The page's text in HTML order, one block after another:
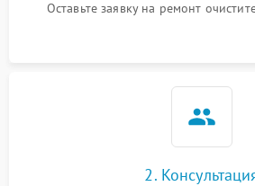
Оставьте заявку на ремонт
2.